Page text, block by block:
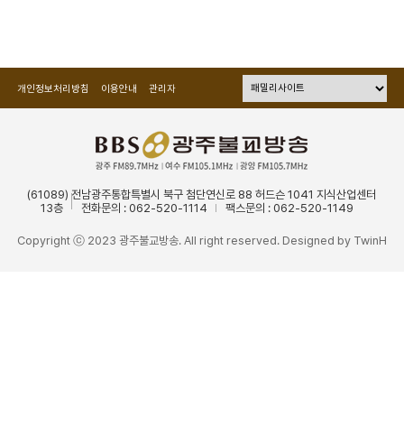
개인정보처리방침 이용안내 관리자
(61089) 전남광주통합특별시 북구 첨단연신로 88 허드슨 1041 지식산업센터
13층
전화문의 : 062-520-1114 팩스문의 : 062-520-1149
Copyright ⓒ 2023 광주불교방송. All right reserved. Designed by TwinH